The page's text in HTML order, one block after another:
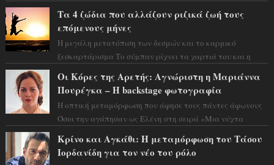
Τα 4 ζώδια που αλλάζουν ριζικά ζωή τους
επόμενους μήνες
Η μεγάλη μετατόπιση των δεσμών και το καρμικό
ξεσκαρτάρισμα Το σύμπαν ρίχνει τα χαρτιά του και η
Οι Κόρες της Αρετής: Αγνώριστη η Μαριάννα
Πουρέγκα – H backstage φωτογραφία
Η οπτική μεταμόρφωση που άφησε τους πάντες άφωνους
Όσοι την αγάπησαν ως Ελένη στη σειρά «Μια νύχτα
Κρίνο και Αγκάθι: Η μεταμόρφωση του Τάσου
Ιορδανίδη για τον νέο του ρόλο